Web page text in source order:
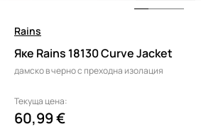
Rains
Яке Rains 18130 Curve Jacket
дамско в черно с преходна изолация
Текуща цена:
60,99 €